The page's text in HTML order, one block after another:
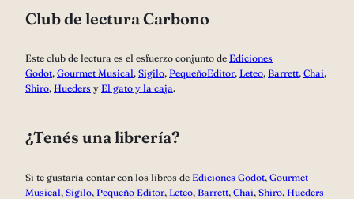
Club de lectura Carbono
Este club de lectura es el esfuerzo conjunto de Ediciones
Godot, Gourmet Musical, Sigilo, PequeñoEditor, Leteo, Barrett, Chai,
Shiro, Hueders y El gato y la caja.
¿Tenés una librería?
Si te gustaría contar con los libros de Ediciones Godot, Gourmet
Musical, Sigilo, Pequeño Editor, Leteo, Barrett, Chai, Shiro, Hueders